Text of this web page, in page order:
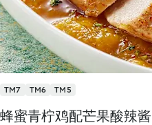
TM7 TM6 TM5
蜂蜜青柠鸡配芒果酸辣酱